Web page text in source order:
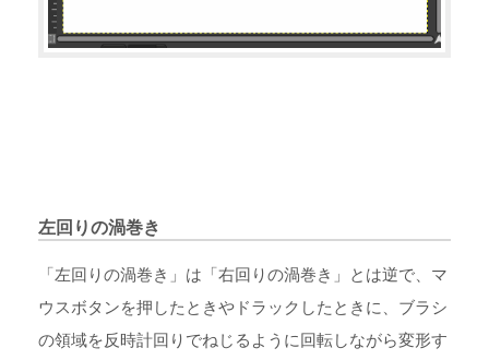
左回りの渦巻き
「左回りの渦巻き」は「右回りの渦巻き」とは逆で、マ
ウスボタンを押したときやドラックしたときに、ブラシ
の領域を反時計回りでねじるように回転しながら変形す